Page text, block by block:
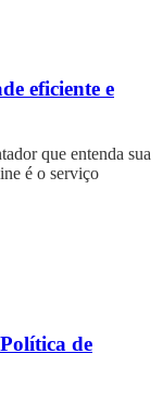
eficiente e
que entenda sua
é o serviço
de